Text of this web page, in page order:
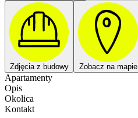
Zdjęcia z budowy Zobacz na mapie
Apartamenty
Opis
Okolica
Kontakt